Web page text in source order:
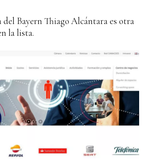
Bayern Thiago Alcántara es otra
la lista.